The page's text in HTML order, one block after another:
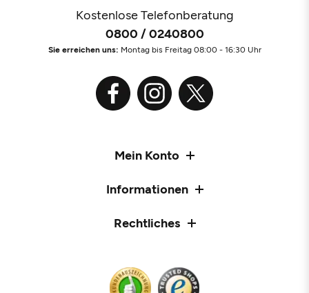
Kostenlose Telefonberatung
0800 / 0240800
Sie erreichen uns: Montag bis Freitag 08:00 - 16:30 Uhr
Mein Konto
Informationen
Rechtliches